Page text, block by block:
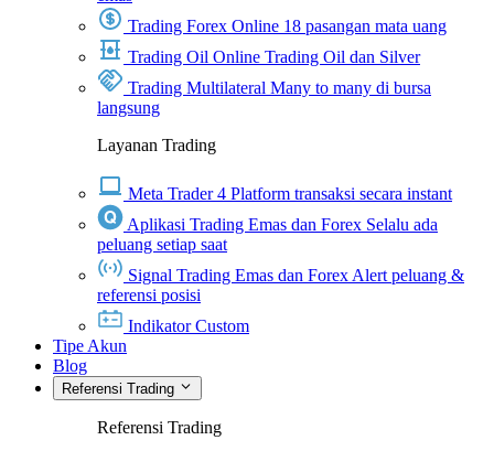
Trading Forex Online 18 pasangan mata uang
Trading Oil Online Trading Oil dan Silver
Trading Multilateral Many to many di bursa
langsung
Layanan Trading
Meta Trader 4 Platform transaksi secara instant
Aplikasi Trading Emas dan Forex Selalu ada
peluang setiap saat
Signal Trading Emas dan Forex Alert peluang &
referensi posisi
Indikator Custom
Tipe Akun
Blog
Referensi Trading
Referensi Trading